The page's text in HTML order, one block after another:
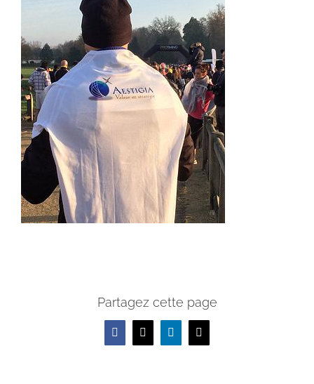
Partagez cette page
Facebook
X LinkedInEmail